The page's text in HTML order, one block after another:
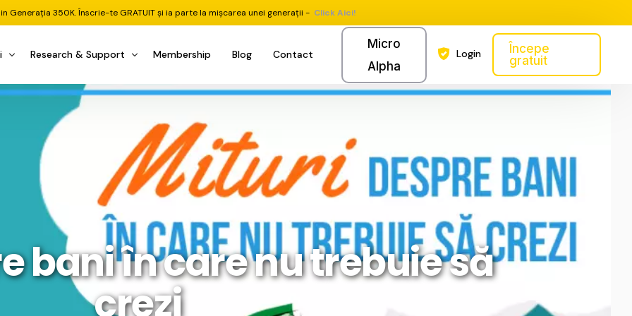
Generația 350K. Înscrie-te GRATUIT și ia parte la mișcarea unei generații - Click Aici!
Investițional
(DGI & DCF)
& Execuție
Pieței
ETF
Dive Stocks
Check
Tracking
Mecanice
Research & Support
Pastila Financiară Premium
Risc sau Oportunitate
Comunitate Premium
Chat & Suport Mentor
1 la 1 Mentor
Membership Blog Contact
Micro
Alpha
Login
Începe
gratuit
bani în care nu trebuie să
crezi